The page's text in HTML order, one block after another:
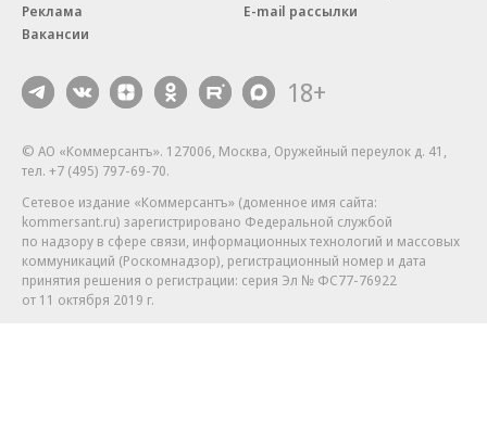
Реклама
Вакансии
E-mail рассылки
18+
© АО «Коммерсантъ». 127006, Москва, Оружейный переулок д. 41,
тел. +7 (495) 797-69-70.
Сетевое издание «Коммерсантъ» (доменное имя сайта:
kommersant.ru) зарегистрировано Федеральной службой
по надзору в сфере связи, информационных технологий и массовых
коммуникаций (Роскомнадзор), регистрационный номер и дата
принятия решения о регистрации: серия Эл № ФС77-76922
от 11 октября 2019 г.